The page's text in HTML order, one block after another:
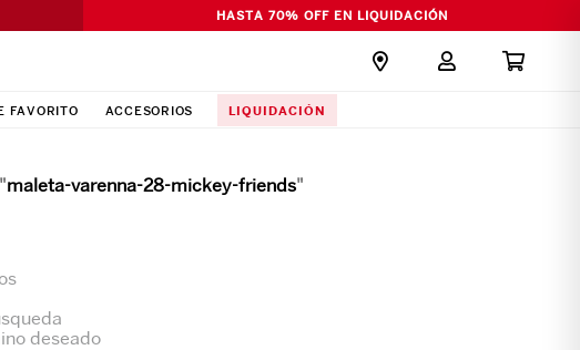
HASTA 70% OFF EN LIQUIDACIÓN
FAVORITO ACCESORIOS LIQUIDACIÓN
maleta-varenna-28-mickey-friends"
deseado